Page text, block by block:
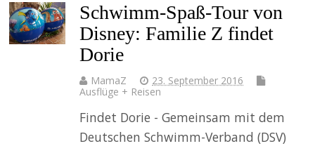
Schwimm-Spaß-Tour von
Disney: Familie Z findet
Dorie
MamaZ
23. September 2016
Ausflüge + Reisen
Findet Dorie - Gemeinsam mit dem
Deutschen Schwimm-Verband (DSV)